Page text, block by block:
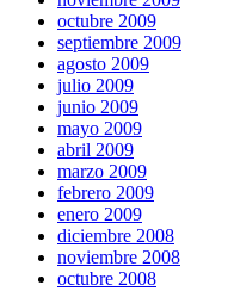
octubre 2009
septiembre 2009
agosto 2009
julio 2009
junio 2009
mayo 2009
abril 2009
marzo 2009
febrero 2009
enero 2009
diciembre 2008
noviembre 2008
octubre 2008